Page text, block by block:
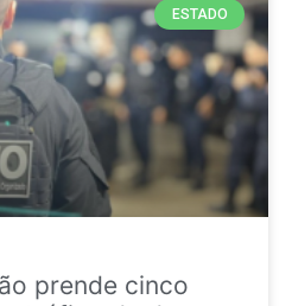
ESTADO
prende cinco